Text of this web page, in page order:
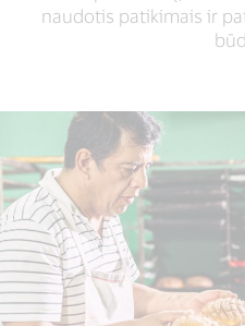
naudotis patikimais ir